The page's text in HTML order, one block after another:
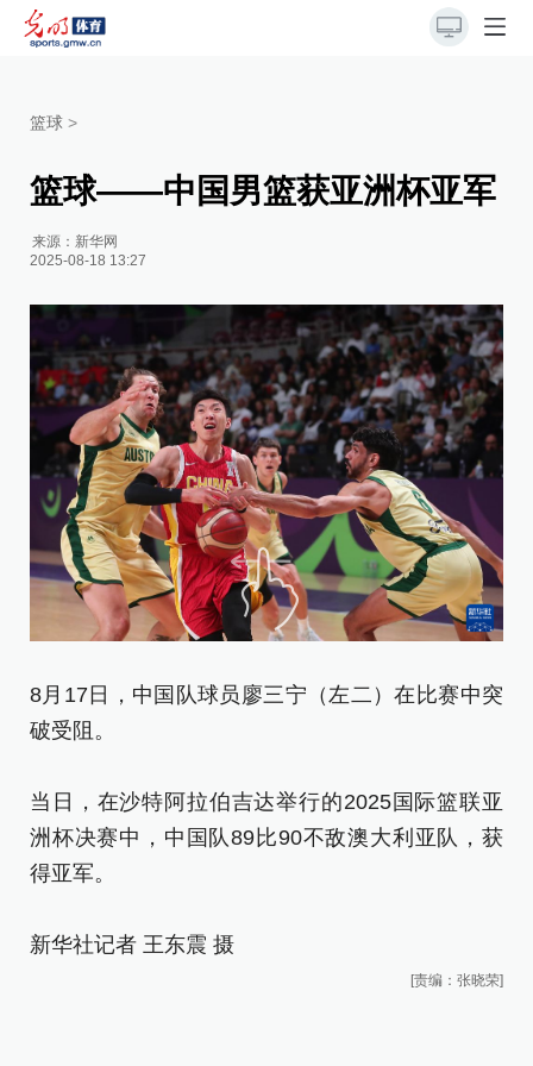
篮球 >
篮球——中国男篮获亚洲杯亚军
来源： 新华网
2025-08-18 13:27
8月17日，中国队球员廖三宁（左二）在比赛中突
破受阻。
当日，在沙特阿拉伯吉达举行的2025国际篮联亚
洲杯决赛中，中国队89比90不敌澳大利亚队，获
得亚军。
新华社记者 王东震 摄
[责编：张晓荣]